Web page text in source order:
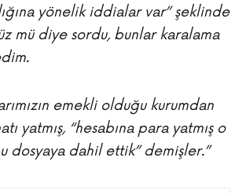
yönelik iddialar var” şeklinde
mü diye sordu, bunlar karalama
emekli olduğu kurumdan
yatmış, “hesabına para yatmış o
dosyaya dahil ettik” demişler.”